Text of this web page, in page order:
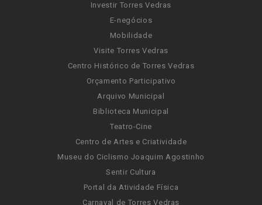
Investir Torres Vedras
E-negócios
Mobilidade
Visite Torres Vedras
Centro Histórico de Torres Vedras
Orçamento Participativo
Arquivo Municipal
Biblioteca Municipal
Teatro-Cine
Centro de Artes e Criatividade
Museu do Ciclismo Joaquim Agostinho
Sentir Cultura
Portal da Atividade Física
Carnaval de Torres Vedras